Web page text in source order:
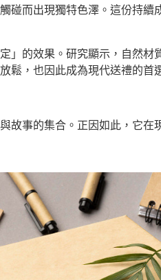
碰而出現獨特色澤。這份持續
」的效果。研究顯示，自然材
鬆，也因此成為現代送禮的首
故事的集合。正因如此，它在